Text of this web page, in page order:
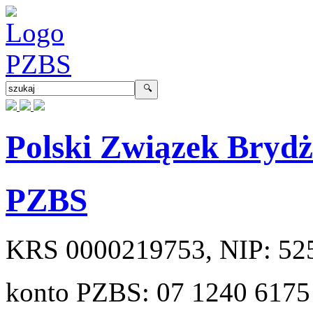
Polski Związek
PZBS
KRS 0000219753, NIP:
konto PZBS: 07 1240